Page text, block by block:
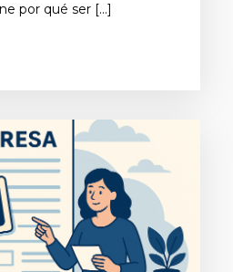
por qué ser […]